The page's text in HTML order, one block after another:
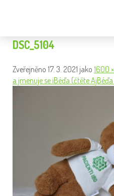
DSC_5104
Zveřejněno 17. 3. 2021 jako 1600
a jmenuje se iBéďa (čtěte AjBéďa